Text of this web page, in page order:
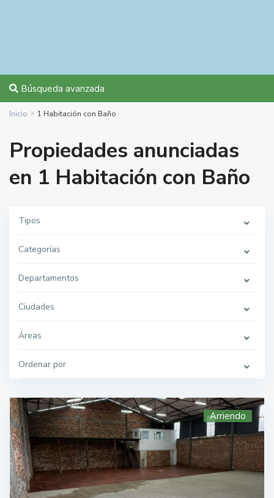
Búsqueda avanzada
Inicio 1 Habitación con Baño
Propiedades anunciadas
en 1 Habitación con Baño
Tipos
Categorías
Departamentos
Ciudades
Áreas
Ordenar por
Arriendo